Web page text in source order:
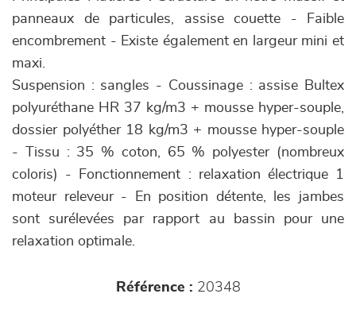
panneaux de particules, assise couette - Faible
encombrement - Existe également en largeur mini et
maxi.
Suspension : sangles - Coussinage : assise Bultex
polyuréthane HR 37 kg/m3 + mousse hyper-souple,
dossier polyéther 18 kg/m3 + mousse hyper-souple
- Tissu : 35 % coton, 65 % polyester (nombreux
coloris) - Fonctionnement : relaxation électrique 1
moteur releveur - En position détente, les jambes
sont surélevées par rapport au bassin pour une
relaxation optimale.
Référence : 20348